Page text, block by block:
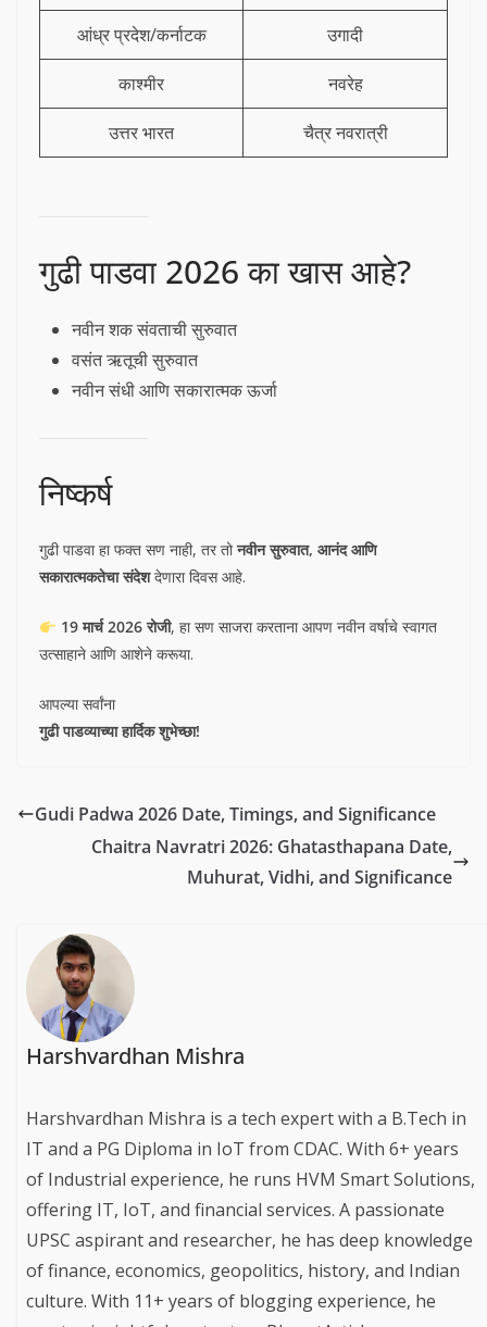
आंध्र प्रदेश/कर्नाटक उगादी
काश्मीर नवरेह
उत्तर भारत चैत्र नवरात्री
गुढी पाडवा 2026 का खास आहे?
नवीन शक संवताची सुरुवात
वसंत ऋतूची सुरुवात
नवीन संधी आणि सकारात्मक ऊर्जा
निष्कर्ष
गुढी पाडवा हा फक्त सण नाही, तर तोनवीन सुरुवात, आनंद आणि
सकारात्मकतेचा संदेशदेणारा दिवस आहे.
19 मार्च 2026 रोजी, हा सण साजरा करताना आपण नवीन वर्षाचे स्वागत
उत्साहाने आणि आशेने करूया.
आपल्या सर्वांना
गुढी पाडव्याच्या हार्दिक शुभेच्छा!
Gudi Padwa 2026 Date, Timings, and Significance
Chaitra Navratri 2026: Ghatasthapana Date,
Muhurat, Vidhi, and Significance
Harshvardhan Mishra
Harshvardhan Mishra is a tech expert with a B.Tech in
IT and a PG Diploma in IoT from CDAC. With 6+ years
of Industrial experience, he runs HVM Smart Solutions,
offering IT, IoT, and financial services. A passionate
UPSC aspirant and researcher, he has deep knowledge
of finance, economics, geopolitics, history, and Indian
culture. With 11+ years of blogging experience, he